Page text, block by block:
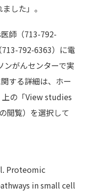
した」。
師（713-792-
792-6363）に電
ンがんセンターで実
する詳細は、ホー
の「View studies
閲覧）を選択して
Proteomic
in small cell